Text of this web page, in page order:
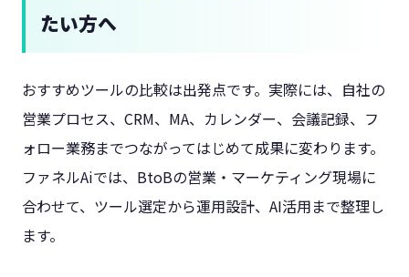
たい方へ
おすすめツールの比較は出発点です。実際には、自社の
営業プロセス、CRM、MA、カレンダー、会議記録、フ
ォロー業務までつながってはじめて成果に変わります。
ファネルAiでは、BtoBの営業・マーケティング現場に
合わせて、ツール選定から運用設計、AI活用まで整理し
ます。